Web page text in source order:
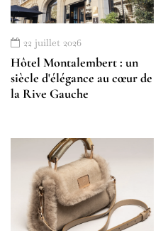
22 juillet 2026
Hôtel Montalembert : un
siècle d'élégance au cœur de
la Rive Gauche